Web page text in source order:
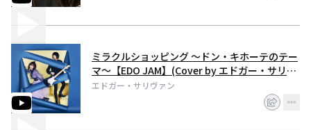
ミラクルショッピング ～ドン・キホーテのテー
マ～【EDO JAM】(Cover by エドガー・サリヴ
ァン)
エドガー・サリヴァン